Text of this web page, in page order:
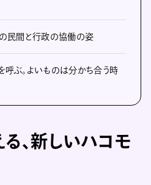
民間と行政の協働の姿
ぶ。よいものは分かち合う時
、新しいハコモ